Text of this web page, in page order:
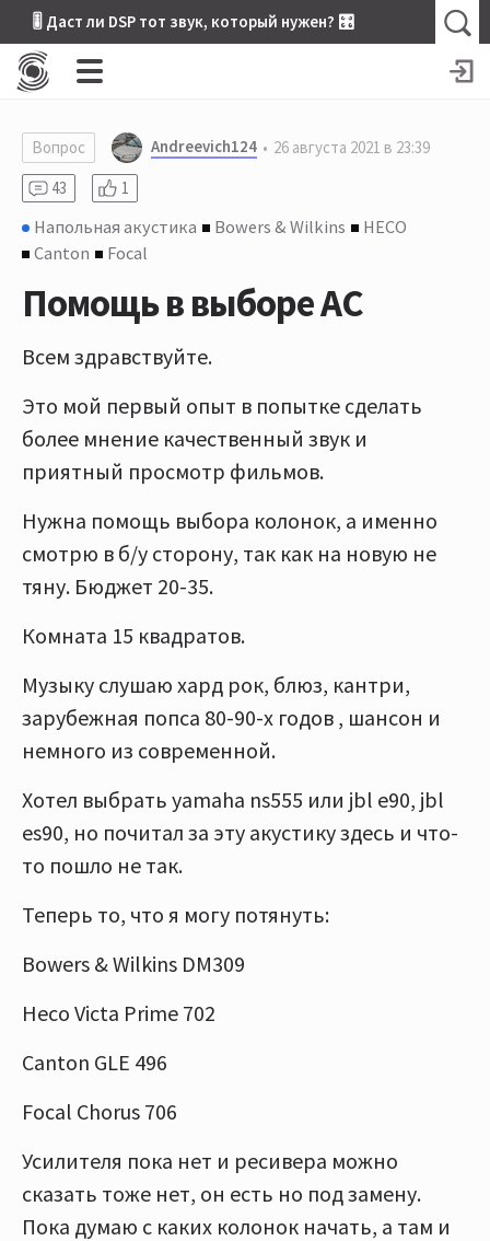
🎚 Даст ли DSP тот звук, который нужен? 🎛
Вопрос Andreevich124
26 августа 2021 в 23:39
43
1
Напольная акустика Bowers & Wilkins
HECO
Canton
Focal
Помощь в выборе АС
Всем здравствуйте.
Это мой первый опыт в попытке сделать
более мнение качественный звук и
приятный просмотр фильмов.
Нужна помощь выбора колонок, а именно
смотрю в б/у сторону, так как на новую не
тяну. Бюджет 20-35.
Комната 15 квадратов.
Музыку слушаю хард рок, блюз, кантри,
зарубежная попса 80-90-х годов , шансон и
немного из современной.
Хотел выбрать yamaha ns555 или jbl e90, jbl
es90, но почитал за эту акустику здесь и что-
то пошло не так.
Теперь то, что я могу потянуть:
Bowers & Wilkins DM309
Heco Victa Prime 702
Canton GLE 496
Focal Chorus 706
Усилителя пока нет и ресивера можно
сказать тоже нет, он есть но под замену.
Пока думаю с каких колонок начать, а там и